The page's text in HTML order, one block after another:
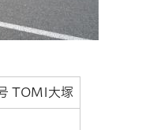
TOMI大塚